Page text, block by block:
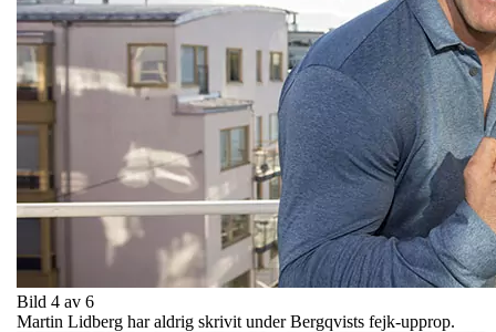
Bild 4 av 6
Martin Lidberg har aldrig skrivit under Bergqvists fejk-upprop.